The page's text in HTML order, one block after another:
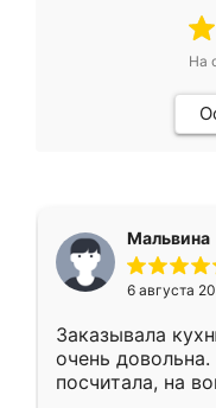
На
Мальвина
6 августа
Заказывала
очень
посчитала, на